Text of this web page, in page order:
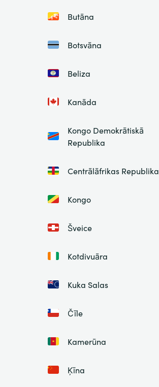
Butāna
Botsvāna
Beliza
Kanāda
Kongo Demokrātiskā
Republika
Centrālāfrikas Republika
Kongo
Šveice
Kotdivuāra
Kuka Salas
Čīle
Kamerūna
Ķīna